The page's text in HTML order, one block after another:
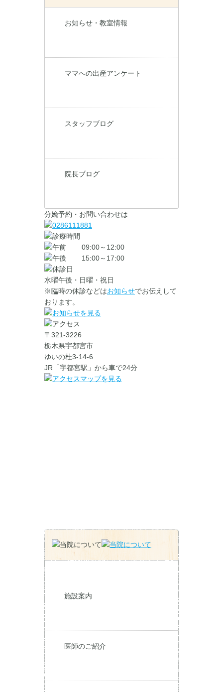
お知らせ・教室情報
ママへの出産アンケート
スタッフブログ
院長ブログ
分娩予約・お問い合わせは
09:00～12:00
15:00～17:00
水曜午後・日曜・祝日
※臨時の休診などはお知らせでお伝えして
おります。
〒321-3226
栃木県宇都宮市
ゆいの杜3-14-6
JR「宇都宮駅」から車で24分
施設案内
医師のご紹介